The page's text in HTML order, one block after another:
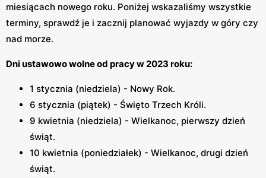
miesiącach nowego roku. Poniżej wskazaliśmy wszystkie
terminy, sprawdź je i zacznij planować wyjazdy w góry czy
nad morze.
Dni ustawowo wolne od pracy w 2023 roku:
1 stycznia (niedziela) - Nowy Rok.
6 stycznia (piątek) - Święto Trzech Króli.
9 kwietnia (niedziela) - Wielkanoc, pierwszy dzień
świąt.
10 kwietnia (poniedziałek) - Wielkanoc, drugi dzień
świąt.